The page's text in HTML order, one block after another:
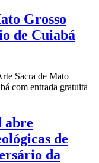
Grosso
de Cuiabá
Sacra de Mato
com entrada gratuita
abre
de
da